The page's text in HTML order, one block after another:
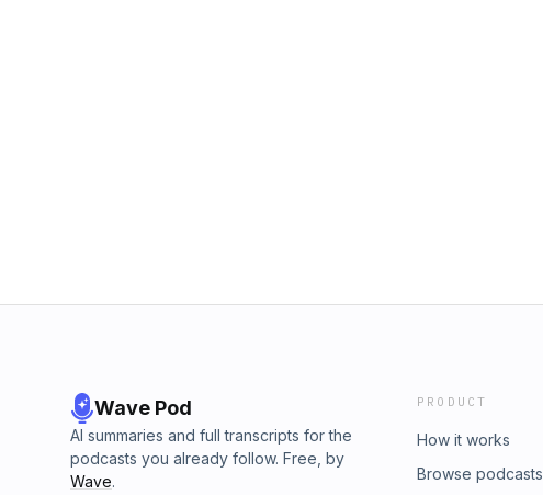
Wave Pod
AI summaries and full transcripts for the
podcasts you already follow. Free, by
Wave.
PRODUCT
How it works
Browse podcasts